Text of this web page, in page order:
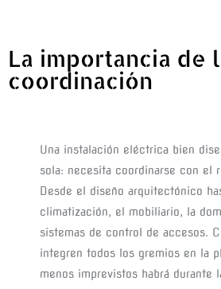
La importancia de
coordinación
Una instalación eléctrica bien
sola: necesita coordinarse con el
Desde el diseño arquitectónico
climatización, el mobiliario, la
sistemas de control de accesos.
integren todos los gremios en la
menos imprevistos habrá durante